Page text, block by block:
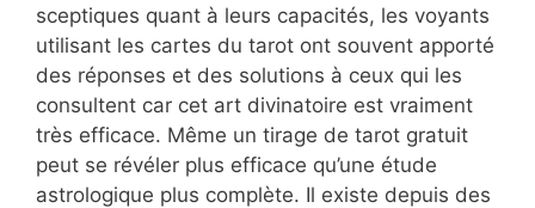
sceptiques quant à leurs capacités, les voyants
utilisant les cartes du tarot ont souvent apporté
des réponses et des solutions à ceux qui les
consultent car cet art divinatoire est vraiment
très efficace. Même un tirage de tarot gratuit
peut se révéler plus efficace qu’une étude
astrologique plus complète. Il existe depuis des